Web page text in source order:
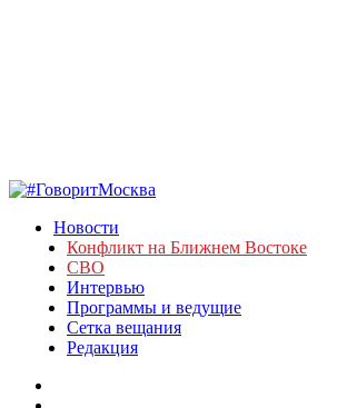
Новости
Конфликт на Ближнем Востоке
СВО
Интервью
Программы и ведущие
Сетка вещания
Редакция